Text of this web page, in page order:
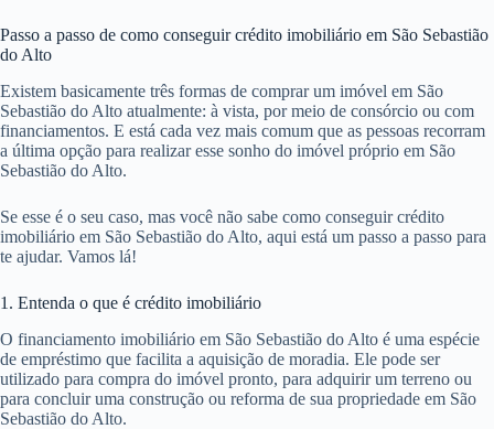
Passo a passo de como conseguir crédito imobiliário em São Sebastião
do Alto
Existem basicamente três formas de comprar um imóvel em São
Sebastião do Alto atualmente: à vista, por meio de consórcio ou com
financiamentos. E está cada vez mais comum que as pessoas recorram
a última opção para realizar esse sonho do imóvel próprio em São
Sebastião do Alto.
Se esse é o seu caso, mas você não sabe como conseguir crédito
imobiliário em São Sebastião do Alto, aqui está um passo a passo para
te ajudar. Vamos lá!
1. Entenda o que é crédito imobiliário
O financiamento imobiliário em São Sebastião do Alto é uma espécie
de empréstimo que facilita a aquisição de moradia. Ele pode ser
utilizado para compra do imóvel pronto, para adquirir um terreno ou
para concluir uma construção ou reforma de sua propriedade em São
Sebastião do Alto.